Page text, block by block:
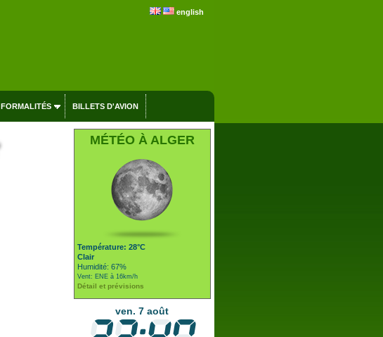
english
FORMALITÉS BILLETS D'AVION
MÉTÉO À ALGER
Température: 28°C
Clair
Humidité: 67%
Vent: ENE à 16km/h
Détail et prévisions
ven. 7 août